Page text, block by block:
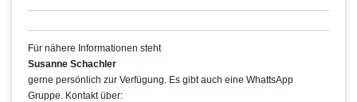
Für nähere Informationen steht
Susanne Schachler
gerne persönlich zur Verfügung. Es gibt auch eine WhattsApp
Gruppe. Kontakt über: